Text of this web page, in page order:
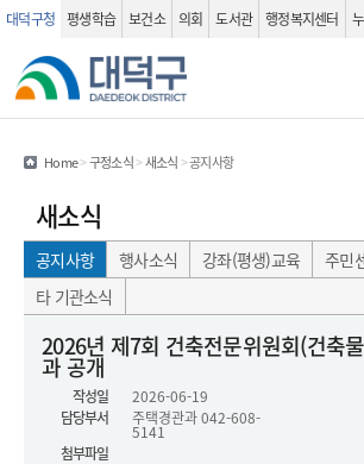
대덕구청 평생학습 보건소 의회 도서관 행정복지센터
Home>구정소식>새소식>공지사항
새소식
공지사항 행사소식 강좌(평생)교육
주민
타 기관소식
공지사항(상세화면) - 제목, 작성자, 작성일 , 문의처 , 내용 , 첨부파일 정보를 제공하는 표 입니다.
2026년 제7회 건축전문위원회(건축
과 공개
작성일
2026-06-19
담당부서
주택경관과042-608-
5141
첨부파일